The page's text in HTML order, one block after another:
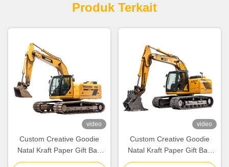
Produk Terkait
video
Custom Creative Goodie
Natal Kraft Paper Gift Bag
dengan Logo Anda sendiri
video
Custom Creative Goodie
Natal Kraft Paper Gift Bag
dengan Logo Anda sendiri